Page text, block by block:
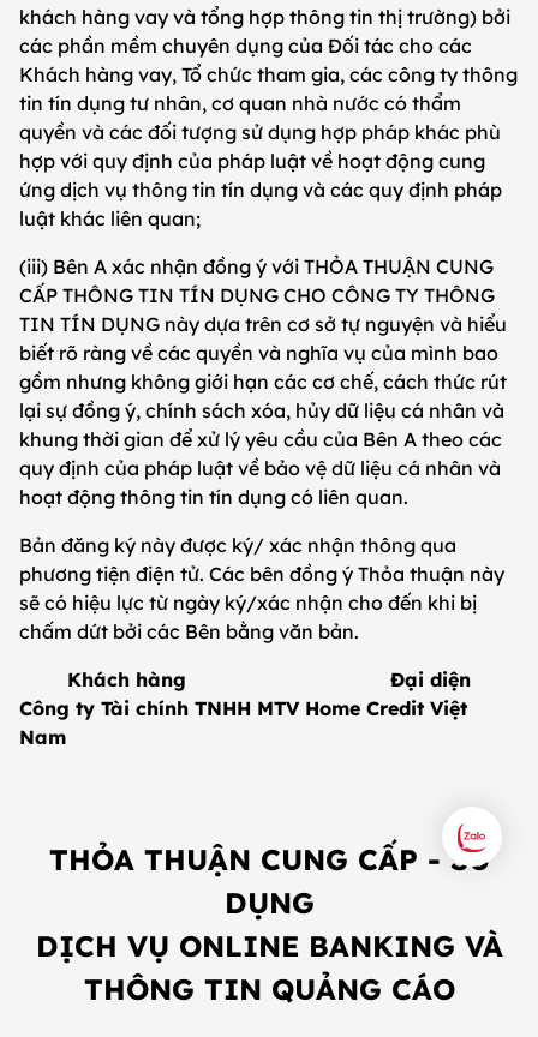
khách hàng vay và tổng hợp thông tin thị trường) bởi
các phần mềm chuyên dụng của Đối tác cho các
Khách hàng vay, Tổ chức tham gia, các công ty thông
tin tín dụng tư nhân, cơ quan nhà nước có thẩm
quyền và các đối tượng sử dụng hợp pháp khác phù
hợp với quy định của pháp luật về hoạt động cung
ứng dịch vụ thông tin tín dụng và các quy định pháp
luật khác liên quan;
(iii) Bên A xác nhận đồng ý với THỎA THUẬN CUNG
CẤP THÔNG TIN TÍN DỤNG CHO CÔNG TY THÔNG
TIN TÍN DỤNG này dựa trên cơ sở tự nguyện và hiểu
biết rõ ràng về các quyền và nghĩa vụ của mình bao
gồm nhưng không giới hạn các cơ chế, cách thức rút
lại sự đồng ý, chính sách xóa, hủy dữ liệu cá nhân và
khung thời gian để xử lý yêu cầu của Bên A theo các
quy định của pháp luật về bảo vệ dữ liệu cá nhân và
hoạt động thông tin tín dụng có liên quan.
Bản đăng ký này được ký/ xác nhận thông qua
phương tiện điện tử. Các bên đồng ý Thỏa thuận này
sẽ có hiệu lực từ ngày ký/xác nhận cho đến khi bị
chấm dứt bởi các Bên bằng văn bản.
Khách hàng Đại diện
Công ty Tài chính TNHH MTV Home Credit Việt
Nam
THỎA THUẬN CUNG CẤP - SỬ
DỤNG
DỊCH VỤ ONLINE BANKING VÀ
THÔNG TIN QUẢNG CÁO